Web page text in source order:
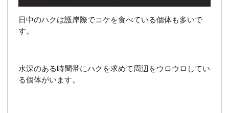
日中のハクは護岸際でコケを食べている個体も多いで
す。
水深のある時間帯にハクを求めて周辺をウロウロしてい
る個体がいます。